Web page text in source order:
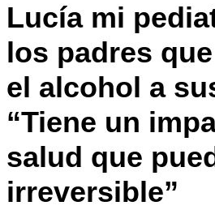
Lucía mi
los padres
el alcohol a
“Tiene un
salud que
irreversible”